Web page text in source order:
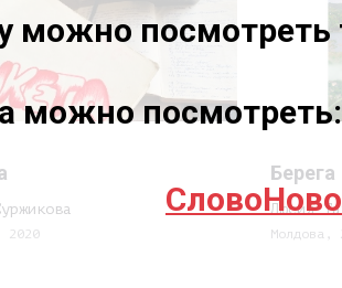
2020
Берега
Люсия
Молдова,
можно посмотреть
можно посмотреть:
СловоНово